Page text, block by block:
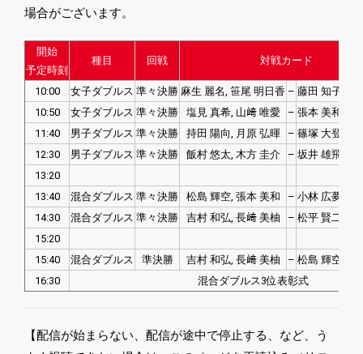
場合がございます。
開始
予定時刻
種目 回戦 対戦カード
10:00 女子ダブルス 準々決勝 麻生 麗名, 笹尾 明日香 – 藤田 知子, 伊
10:50
女子ダブルス 準々決勝 塩見 真希, 山﨑 唯愛 – 張本 美和, 長
11:40
男子ダブルス 準々決勝 持田 陽向, 月原 弘暉 – 篠塚 大登, 谷
12:30
男子ダブルス 準々決勝 飯村 悠太, 木方 圭介 – 坂井 雄飛, 面
13:20
13:40
混合ダブルス 準々決勝 松島 輝空, 張本 美和 – 小林 広夢, 出
14:30
混合ダブルス 準々決勝 吉村 和弘, 長﨑 美柚 – 松平 賢二, 永
15:20
15:40
混合ダブルス 準決勝 吉村 和弘, 長﨑 美柚 – 松島 輝空, 張
16:30
混合ダブルス3位表彰式
【配信が始まらない、配信が途中で停止する、など、う